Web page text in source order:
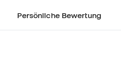
Persönliche Bewertung